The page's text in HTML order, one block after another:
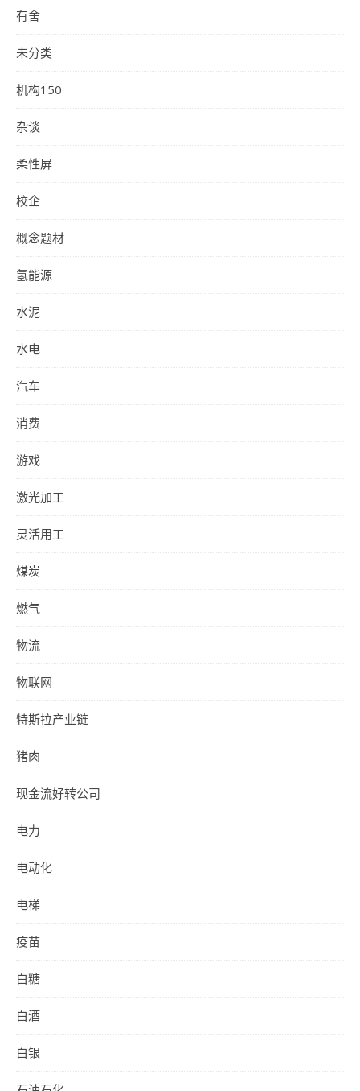
有舍
未分类
机构150
杂谈
柔性屏
校企
概念题材
氢能源
水泥
水电
汽车
消费
游戏
激光加工
灵活用工
煤炭
燃气
物流
物联网
特斯拉产业链
猪肉
现金流好转公司
电力
电动化
电梯
疫苗
白糖
白酒
白银